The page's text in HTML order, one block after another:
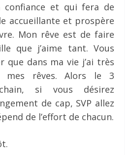
confiance et qui fera de
accueillante et prospère
Mon rêve est de faire
que j’aime tant. Vous
que dans ma vie j’ai très
mes rêves. Alors le 3
si vous désirez
de cap, SVP allez
de l’effort de chacun.